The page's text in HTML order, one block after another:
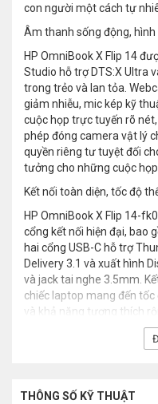
con người một cách tự
Âm thanh sống động,
HP OmniBook X Flip 14
Studio hỗ trợ DTS:X Ultra
trong trẻo và lan tỏa.
giảm nhiễu, mic kép kỹ
cuộc họp trực tuyến rõ
phép đóng camera vật lý
quyền riêng tư tuyệt đối
tưởng cho những cuộc
Kết nối toàn diện, tốc độ
HP OmniBook X Flip 14-
cổng kết nối hiện đại, bao
hai cổng USB-C hỗ trợ
Delivery 3.1 và xuất hình
và jack tai nghe 3.5mm.
chiếc laptop mang đến
và khả năng tương thích
THÔNG SỐ KỸ THUẬT